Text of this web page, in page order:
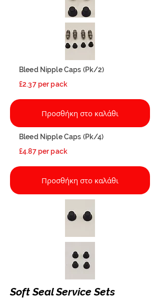
Bleed Nipple Caps (Pk/2)
£2.37 per pack
Προσθήκη στο καλάθι
Bleed Nipple Caps (Pk/4)
£4.87 per pack
Προσθήκη στο καλάθι
Soft Seal Service Sets